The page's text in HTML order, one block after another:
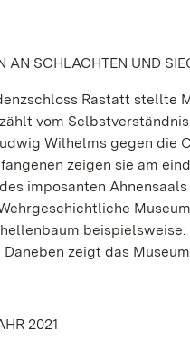
AN SCHLACHTEN UND
Rastatt stellte
vom
Wilhelms gegen die
zeigen sie am
imposanten
Daneben zeigt das
2021